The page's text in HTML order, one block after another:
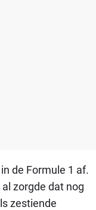
de Formule 1 af.
zorgde dat nog
zestiende